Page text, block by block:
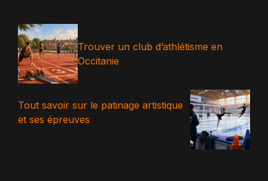
Trouver un club d’athlétisme en
Occitanie
Tout savoir sur le patinage artistique
et ses épreuves